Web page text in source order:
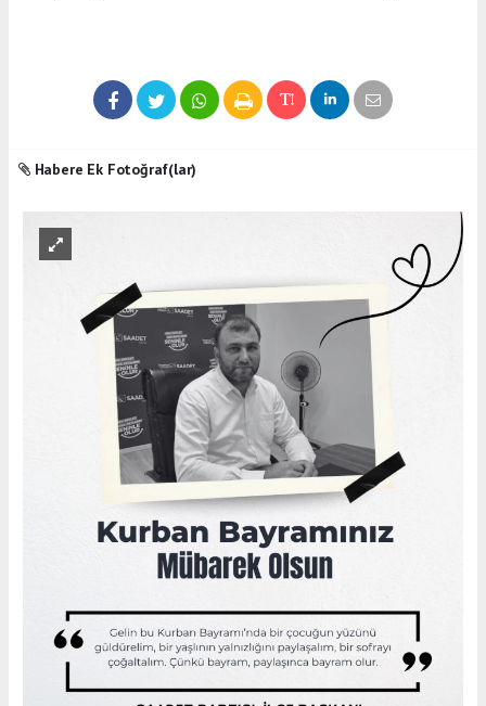
Habere Ek Fotoğraf(lar)